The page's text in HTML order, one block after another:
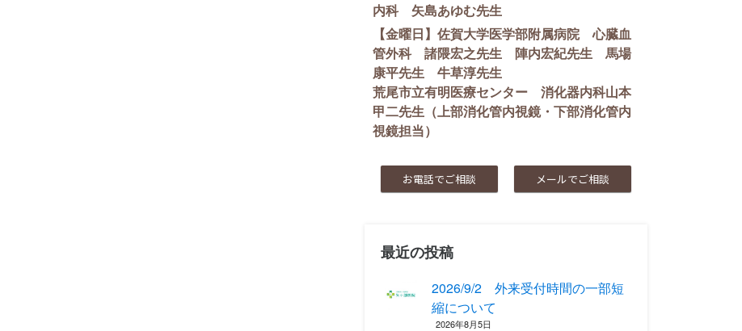
内科 矢島あゆむ先生
【金曜日】佐賀大学医学部附属病院 心臓血
管外科 諸隈宏之先生 陣内宏紀先生 馬場
康平先生 牛草淳先生
荒尾市立有明医療センター 消化器内科山本
甲二先生（上部消化管内視鏡・下部消化管内
視鏡担当）
お電話でご相談 メールでご相談
最近の投稿
2026/9/2 外来受付時間の一部短
縮について
2026年8月5日